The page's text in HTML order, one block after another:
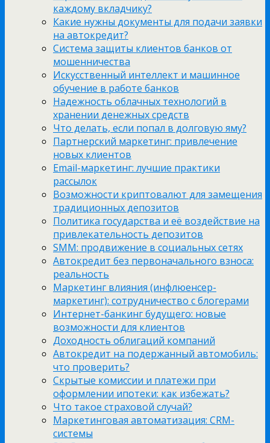
каждому вкладчику?
Какие нужны документы для подачи заявки
на автокредит?
Система защиты клиентов банков от
мошенничества
Искусственный интеллект и машинное
обучение в работе банков
Надежность облачных технологий в
хранении денежных средств
Что делать, если попал в долговую яму?
Партнерский маркетинг: привлечение
новых клиентов
Email-маркетинг: лучшие практики
рассылок
Возможности криптовалют для замещения
традиционных депозитов
Политика государства и её воздействие на
привлекательность депозитов
SMM: продвижение в социальных сетях
Автокредит без первоначального взноса:
реальность
Маркетинг влияния (инфлюенсер-
маркетинг): сотрудничество с блогерами
Интернет-банкинг будущего: новые
возможности для клиентов
Доходность облигаций компаний
Автокредит на подержанный автомобиль:
что проверить?
Скрытые комиссии и платежи при
оформлении ипотеки: как избежать?
Что такое страховой случай?
Маркетинговая автоматизация: CRM-
системы